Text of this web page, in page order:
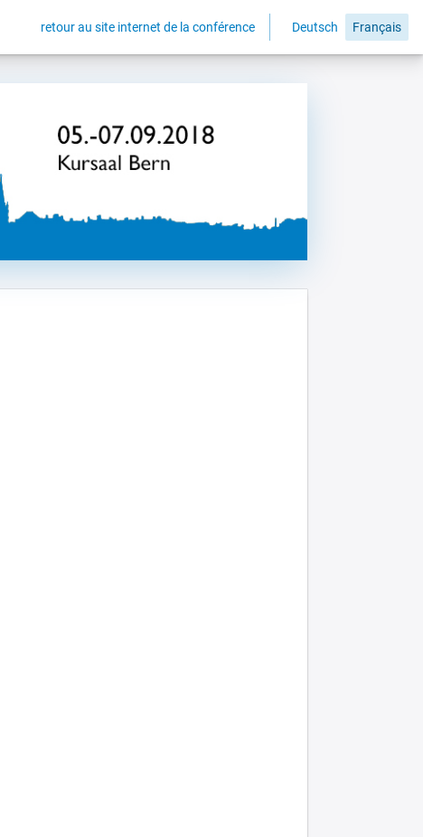
retour au site internet de la conférence Deutsch Français